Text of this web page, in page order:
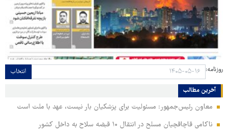
روزنامه: انتخاب
آخرین مطالب
معاون رئیس‌جمهور: مسئولیت برای پزشکیان بار نیست، عهد با ملت است
ناکامی قاچاقچیان مسلح در انتقال ۱۰ قبضه سلاح به داخل کشور